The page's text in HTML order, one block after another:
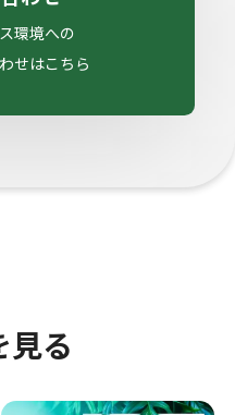
環境への
せはこちら
見る